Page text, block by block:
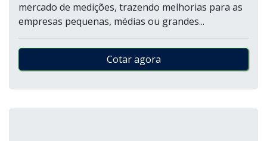
mercado de medições, trazendo melhorias para as
empresas pequenas, médias ou grandes...
Cotar agora